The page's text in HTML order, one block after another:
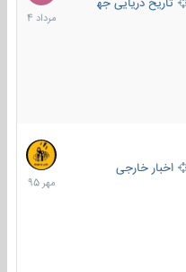
تاریخ دریایی جهان
1404
اخبار خارجی
27
مهر
1395